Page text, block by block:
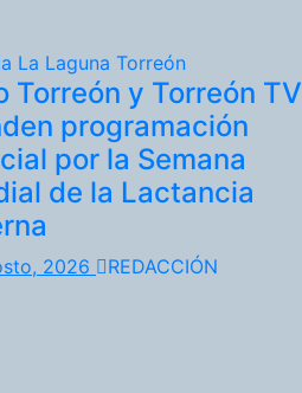
La Laguna Torreón
Torreón y Torreón TV
programación
por la Semana
de la Lactancia
2026 REDACCIÓN